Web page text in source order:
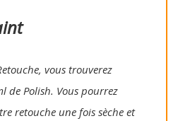
vous trouverez
de Polish. Vous pourrez
retouche une fois sèche et